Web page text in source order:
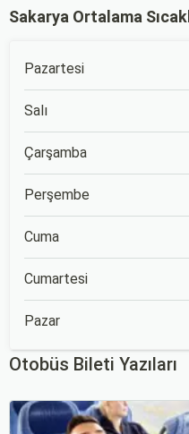
Sakarya Ortalama
Pazartesi
Salı
Çarşamba
Perşembe
Cuma
Cumartesi
Pazar
Otobüs Bileti Yazıları